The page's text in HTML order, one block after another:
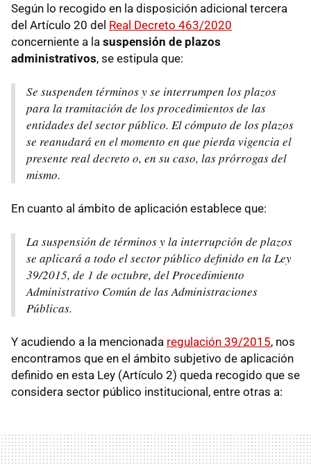
Según lo recogido en la disposición adicional tercera
del Artículo 20 del Real Decreto 463/2020
concerniente a la suspensión de plazos
administrativos, se estipula que:
Se suspenden términos y se interrumpen los plazos
para la tramitación de los procedimientos de las
entidades del sector público. El cómputo de los plazos
se reanudará en el momento en que pierda vigencia el
presente real decreto o, en su caso, las prórrogas del
mismo.
En cuanto al ámbito de aplicación establece que:
La suspensión de términos y la interrupción de plazos
se aplicará a todo el sector público definido en la Ley
39/2015, de 1 de octubre, del Procedimiento
Administrativo Común de las Administraciones
Públicas.
Y acudiendo a la mencionada regulación 39/2015, nos
encontramos que en el ámbito subjetivo de aplicación
definido en esta Ley (Artículo 2) queda recogido que se
considera sector público institucional, entre otras a: